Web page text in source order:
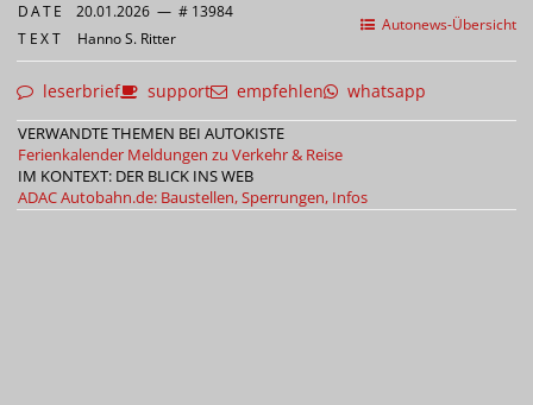
Autonews-Übersicht
DATE 20.01.2026 — # 13984
TEXT Hanno S. Ritter
leserbrief support empfehlen whatsapp
VERWANDTE THEMEN BEI AUTOKISTE
Ferienkalender Meldungen zu Verkehr & Reise
IM KONTEXT: DER BLICK INS WEB
ADACAutobahn.de: Baustellen, Sperrungen, Infos